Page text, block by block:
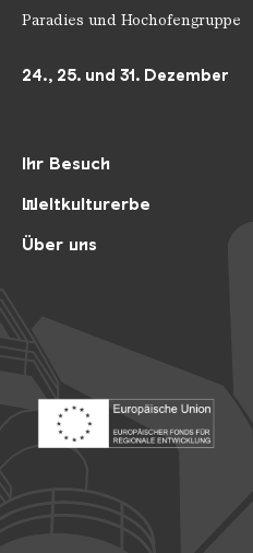
Ihr Besuch
Weltkulturerbe
Über uns
Paradies und Hochofengruppe
24., 25. und 31. Dezember